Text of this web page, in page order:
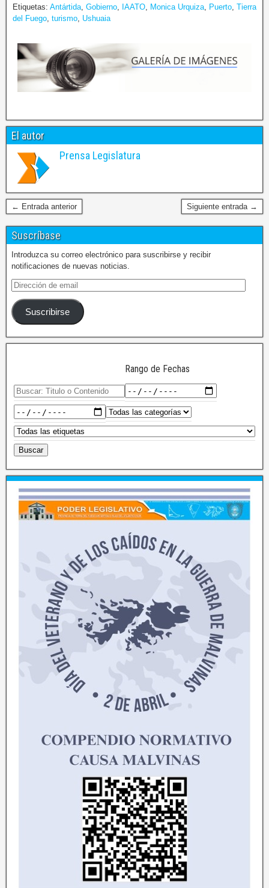
Etiquetas: Antártida, Gobierno, IAATO, Monica Urquiza, Puerto, Tierra
del Fuego, turismo, Ushuaia
El autor
Prensa Legislatura
← Entrada anterior Siguiente entrada →
Suscríbase
Introduzca su correo electrónico para suscribirse y recibir
notificaciones de nuevas noticias.
Suscribirse
Rango de Fechas